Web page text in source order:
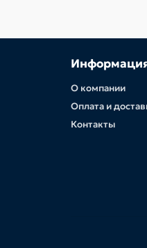
О компании
Оплата и
Контакты